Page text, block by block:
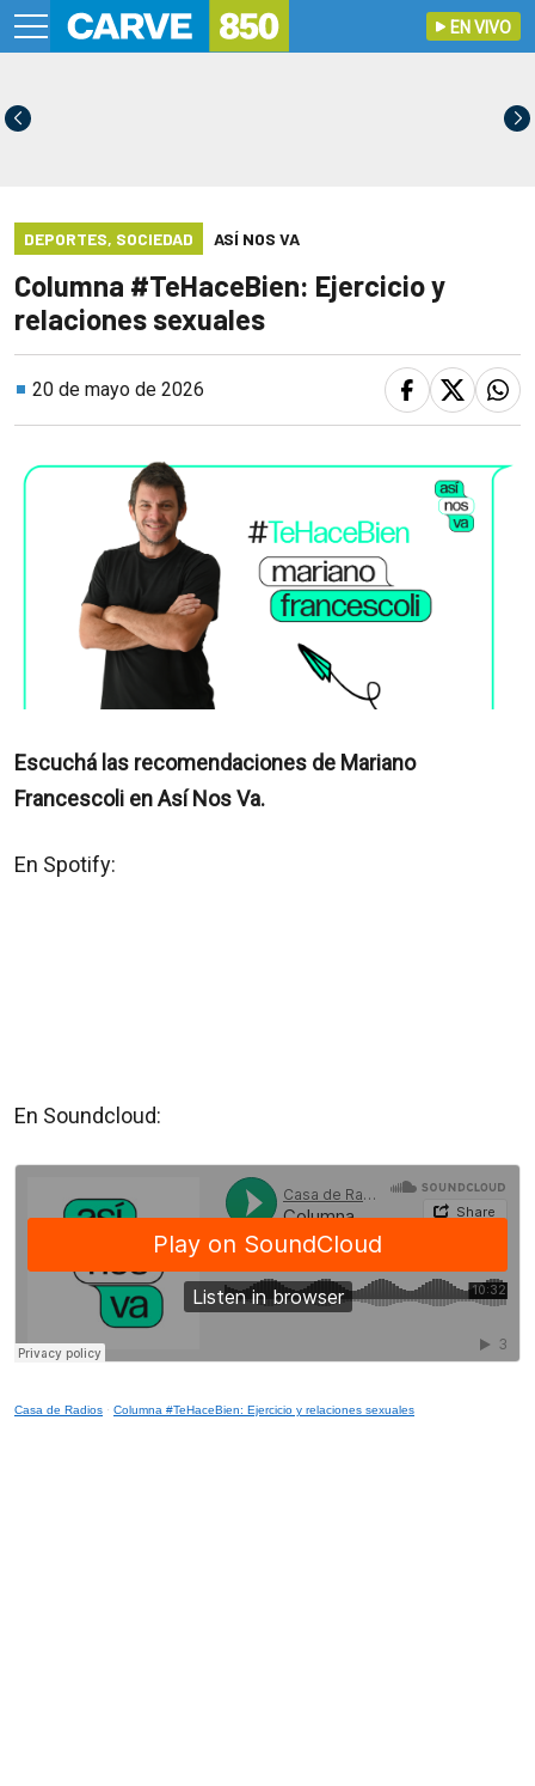
EN VIVO
DEPORTES, SOCIEDAD ASÍ NOS VA
Columna #TeHaceBien: Ejercicio y
relaciones sexuales
20 de mayo de 2026
Escuchá las recomendaciones de Mariano
Francescoli en Así Nos Va.
En Spotify:
En Soundcloud:
Casa de Radios · Columna #TeHaceBien: Ejercicio y relaciones sexuales